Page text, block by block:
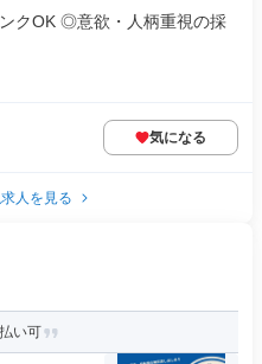
クOK ◎意欲・人柄重視の採
気になる
人を見る
い可